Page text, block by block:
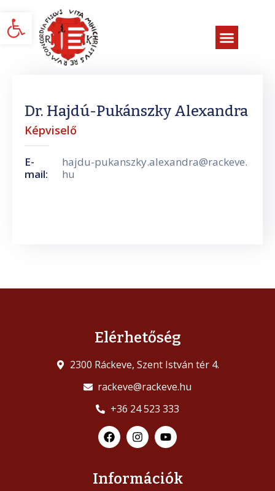
Eszköztár megnyitása
Dr. Hajdú-Pukánszky Alexandra
Képviselő
E-
mail:
hajdu-pukanszky.alexandra@rackeve.
hu
Információk
Elérhetőség
2300 Ráckeve, Szent István tér 4.
rackeve@rackeve.hu
+36 24 523 333